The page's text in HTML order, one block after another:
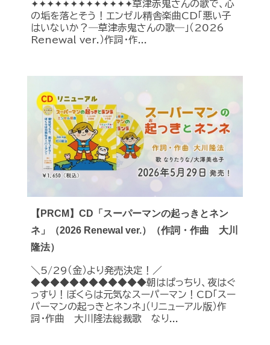
✦✦✦✦✦✦✦✦✦✦✦✦✦草津赤鬼さんの歌で、心
の垢を落とそう！エンゼル精舎楽曲CD「悪い子
はいないか？―草津赤鬼さんの歌―」（2026
Renewal ver.）作詞・作...
【PRCM】CD「スーパーマンの起っきとネン
ネ」（2026 Renewal ver.）（作詞・作曲 大川
隆法）
＼5/29（金）より発売決定！／
◆◆◆◆◆◆◆◆◆◆◆◆朝はぱっちり、夜はぐ
っすり！ぼくらは元気なスーパーマン！CD「スー
パーマンの起っきとネンネ」（リニューアル版）作
詞・作曲 大川隆法総裁歌 なり...